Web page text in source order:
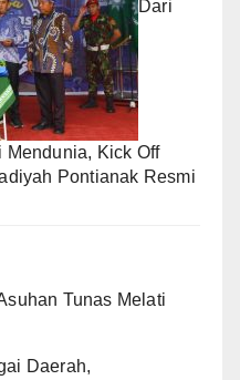
Dari
Mendunia, Kick Off
Pontianak Resmi
Tunas Melati
Daerah,